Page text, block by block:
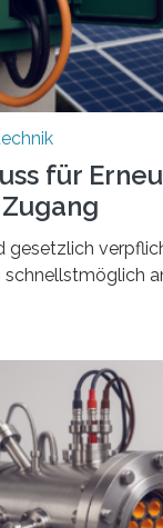
Klima und…
für
gesetzlich
schnellstmöglich
der dafür nötige
Die Stiftung
hat den
Praxis
Erneuerbare-
für die